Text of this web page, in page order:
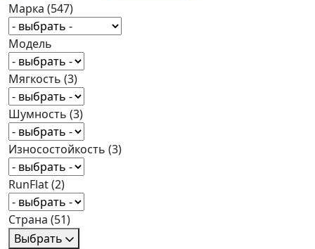
Марка (547)
Модель
Мягкость (3)
Шумность (3)
Износостойкость (3)
RunFlat(2)
Страна (51)
Выбрать